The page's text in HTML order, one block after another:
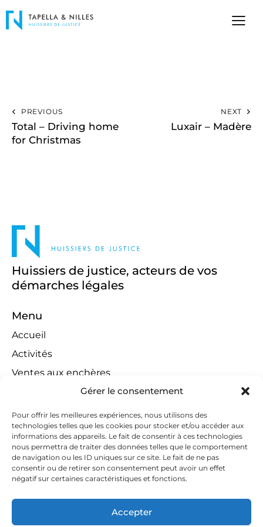
Gérer le consentement
Pour offrir les meilleures expériences, nous utilisons des
technologies telles que les cookies pour stocker et/ou accéder aux
informations des appareils. Le fait de consentir à ces technologies
nous permettra de traiter des données telles que le comportement
de navigation ou les ID uniques sur ce site. Le fait de ne pas
consentir ou de retirer son consentement peut avoir un effet
négatif sur certaines caractéristiques et fonctions.
Accepter
PREVIOUS
Total – Driving home
for Christmas
NEXT
Luxair – Madère
Huissiers de justice, acteurs de vos
démarches légales
Menu
Accueil
Activités
Ventes aux enchères
Compétences territoriales
Jeux concours
Liens
Contact
Contactez-nous
huissiers@tapella-nilles.lu